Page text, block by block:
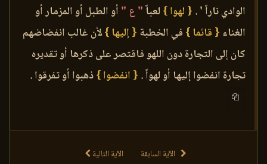
الوادي ناراً ' . { لهوا } لعباً" ع " أو الطبل أو المزمار أو
الغناء { قائما } في الخطبة { إليها }لأن غالب انفضاضهم
كان إلى التجارة دون اللهو فاقتصر على ذكرها أو تقديره
تجارة انفضوا إليها أو لهواً . { انفضوا }ذهبوا أو تفرقوا .
الآية السابقة الآية التالية